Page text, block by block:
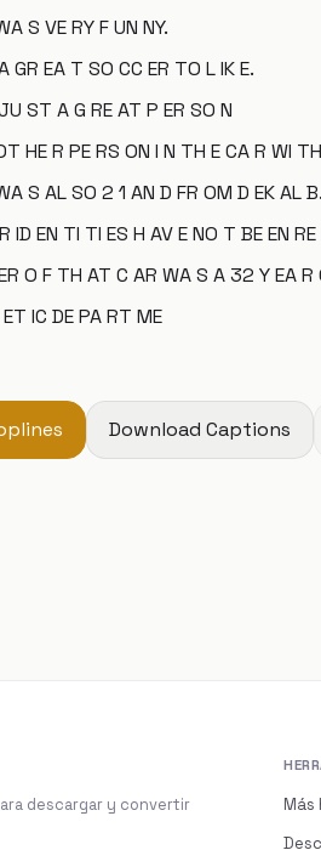
S VE RY F UN NY.
GR EA T SO CC ER TO L IK E.
ST A G RE AT P ER SO N
HE R PE RS ON I N TH E CA R WI TH
S AL SO 2 1 AN D FR OM D EK AL B.
ID EN TI TI ES H AV E NO T BE EN RE
O F TH AT C AR WA S A 32 Y EA
IC DE PA RT ME
Download Captions
descargar y convertir
Más